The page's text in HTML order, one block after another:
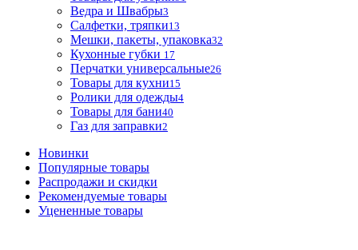
Ведра и Швабры3
Салфетки, тряпки13
Мешки, пакеты, упаковка32
Кухонные губки 17
Перчатки универсальные26
Товары для кухни15
Ролики для одежды4
Товары для бани40
Газ для заправки2
Новинки
Популярные товары
Распродажи и скидки
Рекомендуемые товары
Уцененные товары